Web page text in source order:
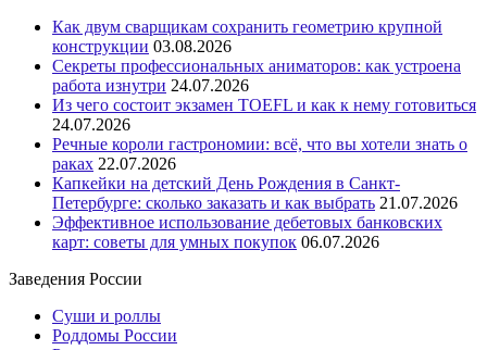
Как двум сварщикам сохранить геометрию крупной
конструкции 03.08.2026
Секреты профессиональных аниматоров: как устроена
работа изнутри 24.07.2026
Из чего состоит экзамен TOEFL и как к нему готовиться
24.07.2026
Речные короли гастрономии: всё, что вы хотели знать о
раках 22.07.2026
Капкейки на детский День Рождения в Санкт-
Петербурге: сколько заказать и как выбрать 21.07.2026
Эффективное использование дебетовых банковских
карт: советы для умных покупок 06.07.2026
Заведения России
Суши и роллы
Роддомы России